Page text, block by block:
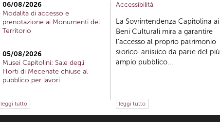
06/08/2026
Modalità di accesso e
prenotazione ai Monumenti del
Territorio
05/08/2026
Musei Capitolini: Sale degli
Horti di Mecenate chiuse al
pubblico per lavori
leggi tutto
Accessibilità
La Sovrintendenza Capitolina ai
Beni Culturali mira a garantire
l’accesso al proprio patrimonio
storico-artistico da parte del più
ampio pubblico...
leggi tutto